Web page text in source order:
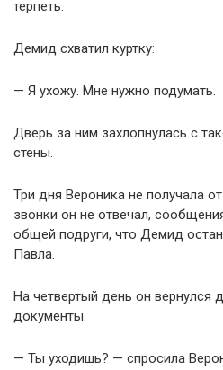
терпеть.
Демид схватил куртку:
— Я ухожу. Мне нужно подумать.
Дверь за ним захлопнулась с
стены.
Три дня Вероника не получала
звонки он не отвечал,
общей подруги, что Демид
Павла.
На четвертый день он
документы.
— Ты уходишь? — спросила